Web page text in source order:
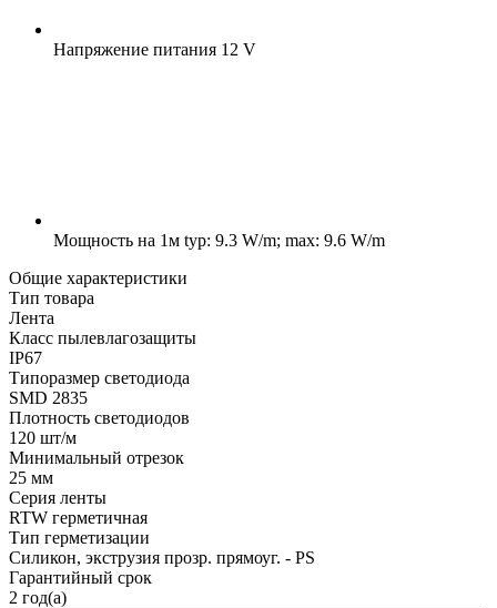
Напряжение питания 12 V
Мощность на 1м typ: 9.3 W/m; max: 9.6 W/m
Общие характеристики
Тип товара
Лента
Класс пылевлагозащиты
IP67
Типоразмер светодиода
SMD 2835
Плотность светодиодов
120 шт/м
Минимальный отрезок
25 мм
Серия ленты
RTW герметичная
Тип герметизации
Силикон, экструзия прозр. прямоуг. - PS
Гарантийный срок
2 год(а)